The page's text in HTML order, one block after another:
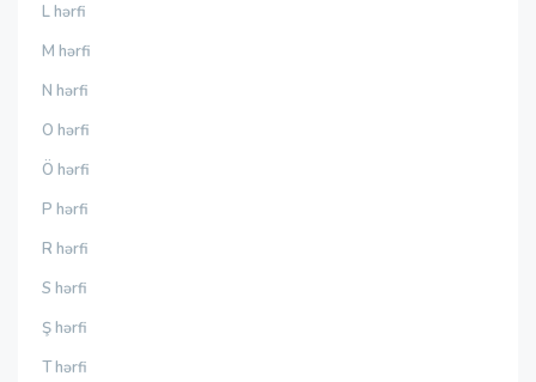
L hərfi
M hərfi
N hərfi
O hərfi
Ö hərfi
P hərfi
R hərfi
S hərfi
Ş hərfi
T hərfi